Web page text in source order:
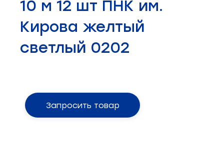
Запчасти для швейного оборудования
Запчасти: иглы
Нетканые материалы
10 м 12 шт ПНК им.
Кирова желтый
светлый 0202
Запросить товар